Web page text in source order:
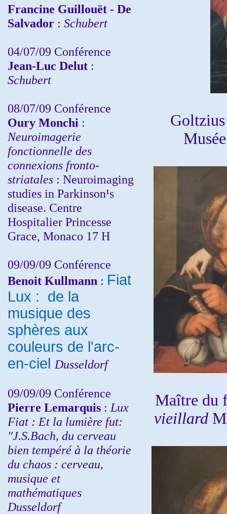
Francine Guillouët - De
Salvador : Schubert
04/07/09 Conférence
Jean-Luc Delut :
Schubert
08/07/09 Conférence
Oury Monchi :
Neuroimagerie
fonctionnelle des
connexions fronto-
striatales : Neuroimaging
studies in Parkinson¹s
disease. Centre
Hospitalier Princesse
Grace, Monaco 17 H
09/09/09 Conférence
Benoit Kullmann : Fiat
Lux : de la
musique des
sphères aux
couleurs de l'arc-
en-ciel Dusseldorf
09/09/09 Conférence
Pierre Lemarquis : Lux
Fiat : Et la lumière fut:
"J.S.Bach, du cerveau
bien tempéré à la théorie
du chaos : cerveau,
musique et
mathématiques
Dusseldorf
Goltzius
Maître du
vieillard